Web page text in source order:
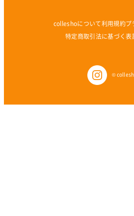
colleshoについて利用規約プ
特定商取引法に基づく表
©